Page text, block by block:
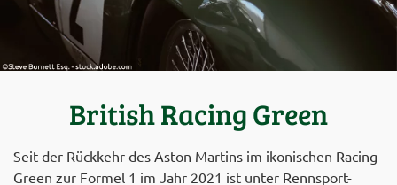
British Racing Green
Seit der Rückkehr des Aston Martins im ikonischen Racing
Green zur Formel 1 im Jahr 2021 ist unter Rennsport-